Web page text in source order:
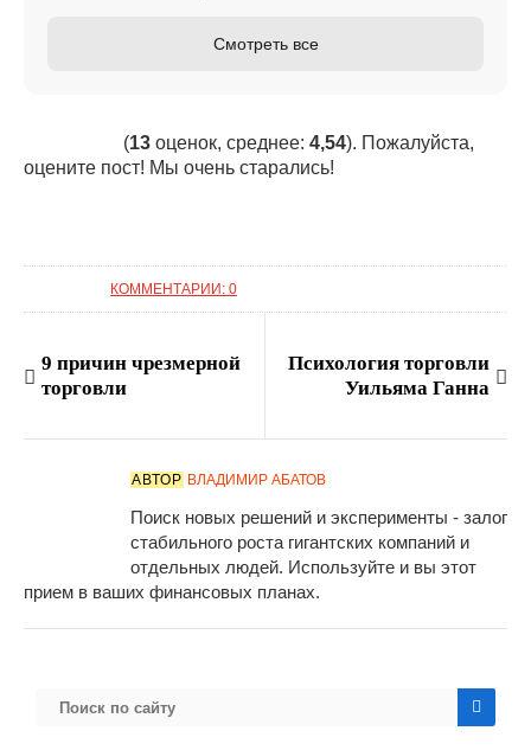
Смотреть все
(13 оценок, среднее: 4,54). Пожалуйста,
оцените пост! Мы очень старались!
КОММЕНТАРИИ: 0
9 причин чрезмерной
торговли
Психология торговли
Уильяма Ганна
АВТОР ВЛАДИМИР АБАТОВ
Поиск новых решений и эксперименты - залог
стабильного роста гигантских компаний и
отдельных людей. Используйте и вы этот
прием в ваших финансовых планах.